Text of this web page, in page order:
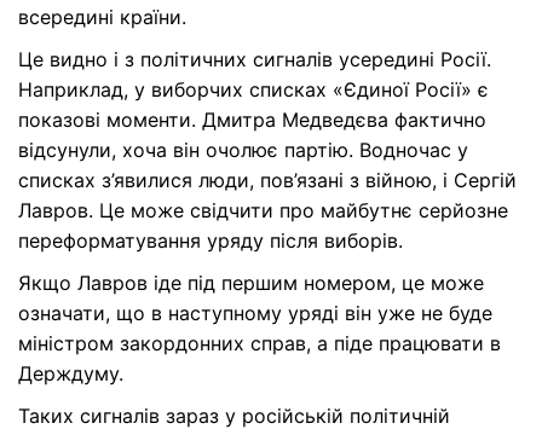
всередині країни.
Це видно і з політичних сигналів усередині Росії.
Наприклад, у виборчих списках «Єдиної Росії» є
показові моменти. Дмитра Медведєва фактично
відсунули, хоча він очолює партію. Водночас у
списках з’явилися люди, пов’язані з війною, і Сергій
Лавров. Це може свідчити про майбутнє серйозне
переформатування уряду після виборів.
Якщо Лавров іде під першим номером, це може
означати, що в наступному уряді він уже не буде
міністром закордонних справ, а піде працювати в
Держдуму.
Таких сигналів зараз у російській політичній